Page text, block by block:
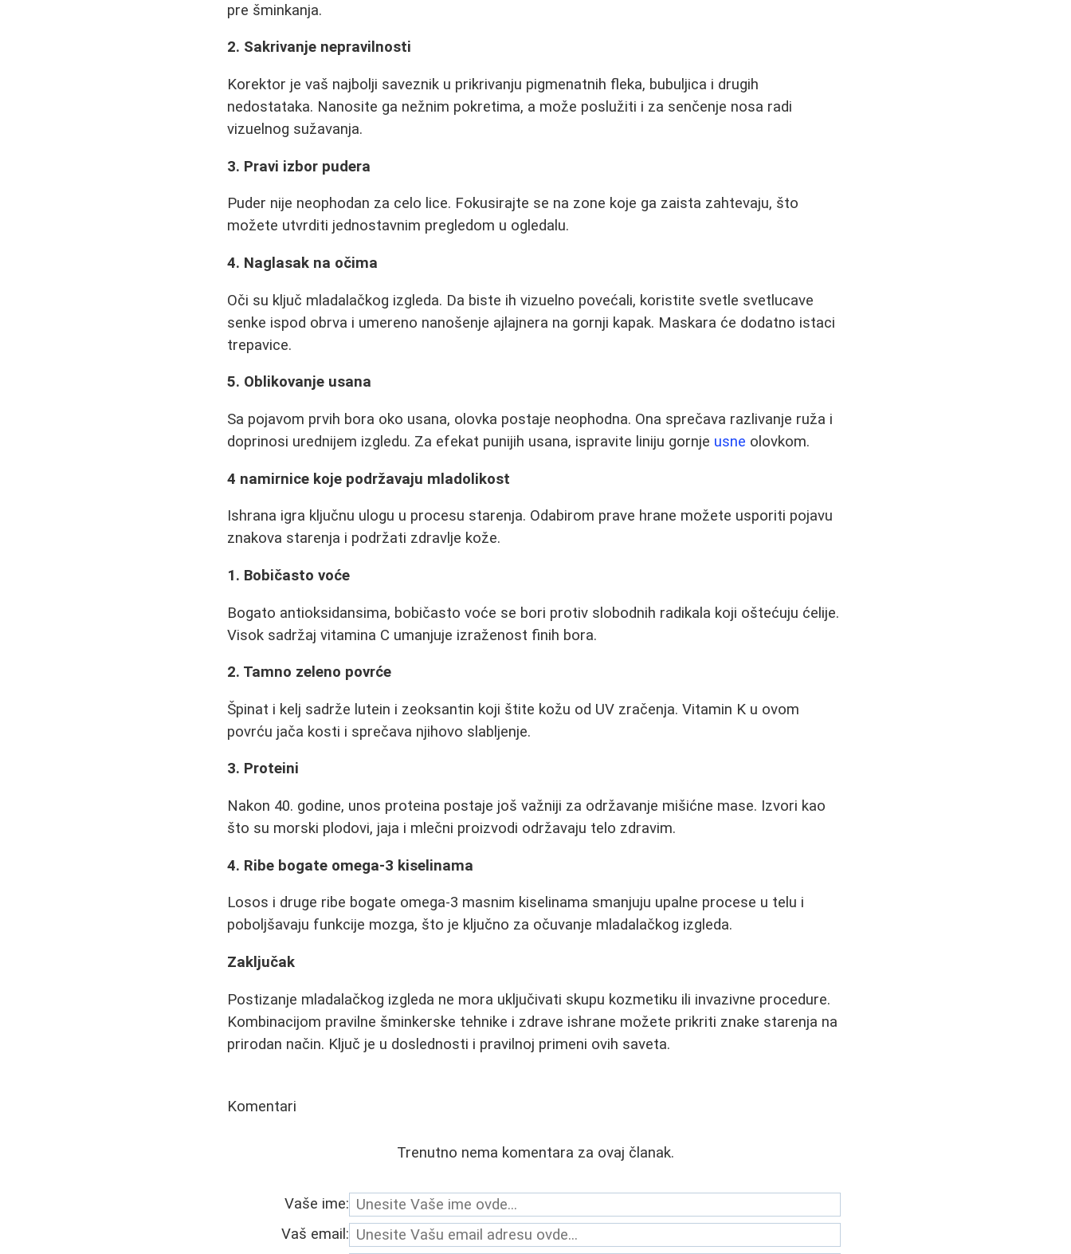
pre šminkanja.
2. Sakrivanje nepravilnosti
Korektor je vaš najbolji saveznik u prikrivanju pigmenatnih fleka, bubuljica i drugih
nedostataka. Nanosite ga nežnim pokretima, a može poslužiti i za senčenje nosa radi
vizuelnog sužavanja.
3. Pravi izbor pudera
Puder nije neophodan za celo lice. Fokusirajte se na zone koje ga zaista zahtevaju, što
možete utvrditi jednostavnim pregledom u ogledalu.
4. Naglasak na očima
Oči su ključ mladalačkog izgleda. Da biste ih vizuelno povećali, koristite svetle svetlucave
senke ispod obrva i umereno nanošenje ajlajnera na gornji kapak. Maskara će dodatno istaci
trepavice.
5. Oblikovanje usana
Sa pojavom prvih bora oko usana, olovka postaje neophodna. Ona sprečava razlivanje ruža i
doprinosi urednijem izgledu. Za efekat punijih usana, ispravite liniju gornje usne olovkom.
4 namirnice koje podržavaju mladolikost
Ishrana igra ključnu ulogu u procesu starenja. Odabirom prave hrane možete usporiti pojavu
znakova starenja i podržati zdravlje kože.
1. Bobičasto voće
Bogato antioksidansima, bobičasto voće se bori protiv slobodnih radikala koji oštećuju ćelije.
Visok sadržaj vitamina C umanjuje izraženost finih bora.
2. Tamno zeleno povrće
Špinat i kelj sadrže lutein i zeoksantin koji štite kožu od UV zračenja. Vitamin K u ovom
povrću jača kosti i sprečava njihovo slabljenje.
3. Proteini
Nakon 40. godine, unos proteina postaje još važniji za održavanje mišićne mase. Izvori kao
što su morski plodovi, jaja i mlečni proizvodi održavaju telo zdravim.
4. Ribe bogate omega-3 kiselinama
Losos i druge ribe bogate omega-3 masnim kiselinama smanjuju upalne procese u telu i
poboljšavaju funkcije mozga, što je ključno za očuvanje mladalačkog izgleda.
Zaključak
Postizanje mladalačkog izgleda ne mora uključivati skupu kozmetiku ili invazivne procedure.
Kombinacijom pravilne šminkerske tehnike i zdrave ishrane možete prikriti znake starenja na
prirodan način. Ključ je u doslednosti i pravilnoj primeni ovih saveta.
Komentari
Trenutno nema komentara za ovaj članak.
Vaše ime:
Vaš email: